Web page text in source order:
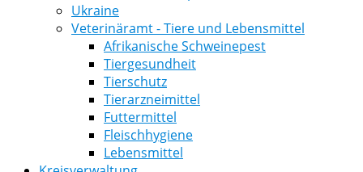
Ukraine
Veterinäramt - Tiere und Lebensmittel
Afrikanische Schweinepest
Tiergesundheit
Tierschutz
Tierarzneimittel
Futtermittel
Fleischhygiene
Lebensmittel